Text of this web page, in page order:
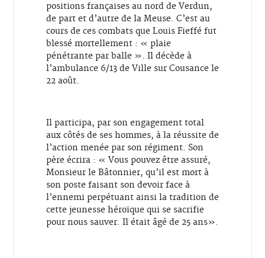
positions françaises au nord de Verdun,
de part et d’autre de la Meuse. C’est au
cours de ces combats que Louis Fieffé fut
blessé mortellement : « plaie
pénétrante par balle ». Il décède à
l’ambulance 6/13 de Ville sur Cousance le
22 août.
Il participa, par son engagement total
aux côtés de ses hommes, à la réussite de
l’action menée par son régiment. Son
père écrira : « Vous pouvez être assuré,
Monsieur le Bâtonnier, qu’il est mort à
son poste faisant son devoir face à
l’ennemi perpétuant ainsi la tradition de
cette jeunesse héroïque qui se sacrifie
pour nous sauver. Il était âgé de 25 ans».